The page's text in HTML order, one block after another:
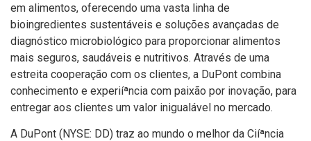
em alimentos, oferecendo uma vasta linha de
bioingredientes sustentáveis e soluções avançadas de
diagnóstico microbiológico para proporcionar alimentos
mais seguros, saudáveis e nutritivos. Através de uma
estreita cooperação com os clientes, a DuPont combina
conhecimento e experiíªncia com paixão por inovação, para
entregar aos clientes um valor inigualável no mercado.
A DuPont (NYSE: DD) traz ao mundo o melhor da Ciíªncia